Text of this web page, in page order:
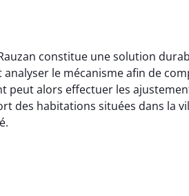
constitue une solution
le mécanisme afin de
alors effectuer les
habitations situées dans la